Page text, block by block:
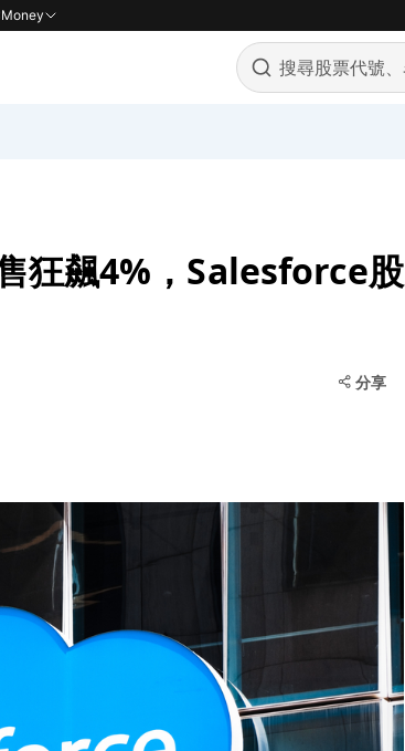
狂飆4%，Salesforce股
分享